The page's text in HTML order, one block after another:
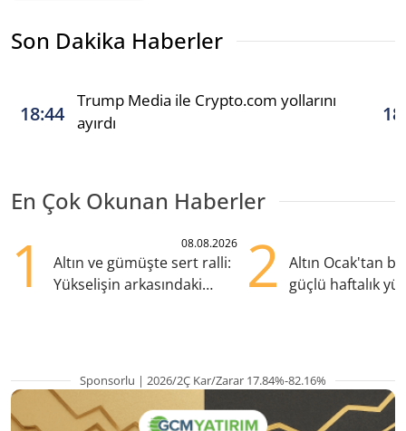
Son Dakika Haberler
18:44
Trump Media ile Crypto.com yollarını
ayırdı
En Çok Okunan Haberler
1 08.08.2026
Altın ve gümüşte sert ralli:
Yükselişin arkasındaki
2
Altın Ocak'tan
güçlü haftalık
Sponsorlu | 2026/2Ç Kar/Zarar 17.84%-82.16%